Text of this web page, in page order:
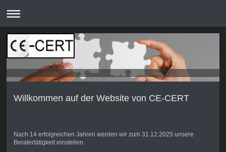
Willkommen auf der Website von CE-CERT
Nach 14 erfolgreichen Jahren werden wir zum 31.12.2025 unsere
Beratertätigkeit einstellen.